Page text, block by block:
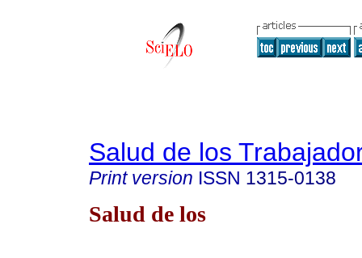
Salud de los
Print version ISSN 1315-0138
Salud de los